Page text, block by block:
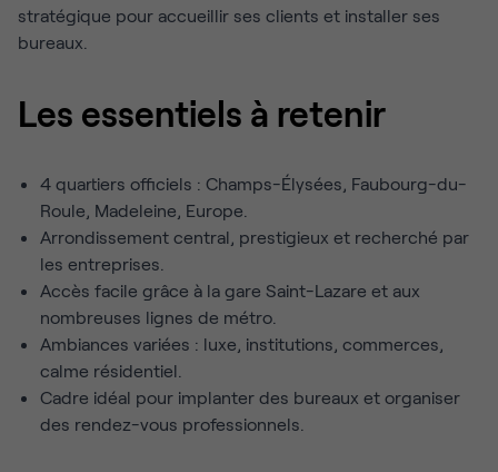
stratégique pour accueillir ses clients et installer ses
bureaux.
Les essentiels à retenir
4 quartiers officiels : Champs-Élysées, Faubourg-du-
Roule, Madeleine, Europe.
Arrondissement central, prestigieux et recherché par
les entreprises.
Accès facile grâce à la gare Saint-Lazare et aux
nombreuses lignes de métro.
Ambiances variées : luxe, institutions, commerces,
calme résidentiel.
Cadre idéal pour implanter des bureaux et organiser
des rendez-vous professionnels.